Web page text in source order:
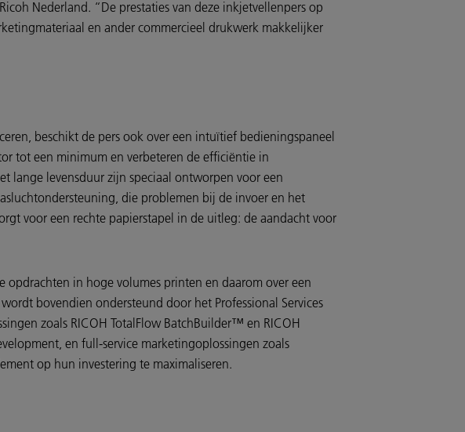
Nederland. “De prestaties van deze inkjetvellenpers op
en ander commercieel drukwerk makkelijker
beschikt de pers ook over een intuïtief bedieningspaneel
tot een minimum en verbeteren de efficiëntie in
lange levensduur zijn speciaal ontworpen voor een
die problemen bij de invoer en het
voor een rechte papierstapel in de uitleg: de aandacht voor
in hoge volumes printen en daarom over een
bovendien ondersteund door het Professional Services
zoals RICOH TotalFlow BatchBuilder™ en RICOH
en full-service marketingoplossingen zoals
op hun investering te maximaliseren.